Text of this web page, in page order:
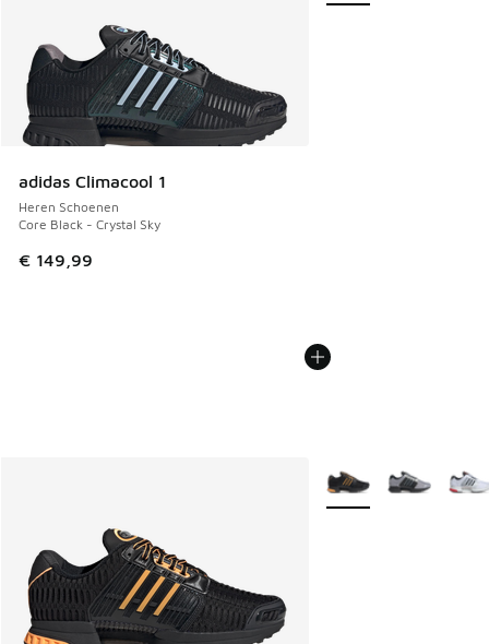
adidas Climacool 1
Heren Schoenen
Core Black - Crystal Sky
€ 149,99
Meer kleuren